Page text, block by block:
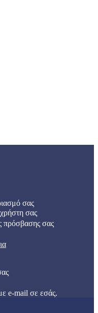
σας
σας
πρόσβασης σας
e-mail σε εσάς.